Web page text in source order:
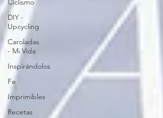
Ciclismo
DIY -
Upcycling
Caroladas
- Mi Vida
Inspirándolos
Fe
Imprimibles
Recetas